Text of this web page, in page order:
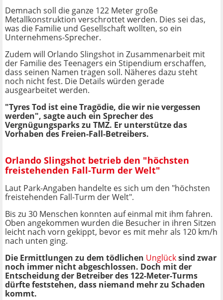
Demnach soll die ganze 122 Meter große
Metallkonstruktion verschrottet werden. Dies sei das,
was die Familie und Gesellschaft wollten, so ein
Unternehmens-Sprecher.
Zudem will Orlando Slingshot in Zusammenarbeit mit
der Familie des Teenagers ein Stipendium erschaffen,
dass seinen Namen tragen soll. Näheres dazu steht
noch nicht fest. Die Details würden gerade
ausgearbeitet werden.
"Tyres Tod ist eine Tragödie, die wir nie vergessen
werden", sagte auch ein Sprecher des
Vergnügungsparks zu TMZ. Er unterstütze das
Vorhaben des Freien-Fall-Betreibers.
Orlando Slingshot betrieb den "höchsten
freistehenden Fall-Turm der Welt"
Laut Park-Angaben handelte es sich um den "höchsten
freistehenden Fall-Turm der Welt".
Bis zu 30 Menschen konnten auf einmal mit ihm fahren.
Oben angekommen wurden die Besucher in ihren Sitzen
leicht nach vorn gekippt, bevor es mit mehr als 120 km/h
nach unten ging.
Die Ermittlungen zu dem tödlichen Unglücksind zwar
noch immer nicht abgeschlossen. Doch mit der
Entscheidung der Betreiber des 122-Meter-Turms
dürfte feststehen, dass niemand mehr zu Schaden
kommt.